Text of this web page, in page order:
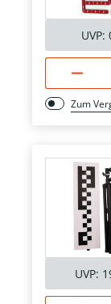
UVP:
Zum
UVP: